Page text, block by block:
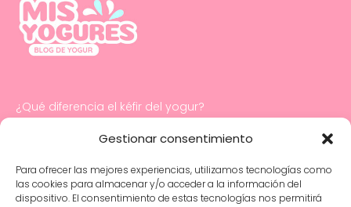
Gestionar consentimiento
Para ofrecer las mejores experiencias, utilizamos tecnologías como
las cookies para almacenar y/o acceder a la información del
dispositivo. El consentimiento de estas tecnologías nos permitirá
¿Qué diferencia el kéfir del yogur?
Salud digestiva e intestinal infantil: cuidados
y consejos esenciales